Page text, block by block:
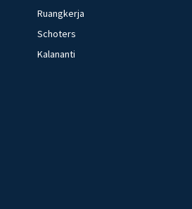
Ruangkerja
Schoters
Kalananti